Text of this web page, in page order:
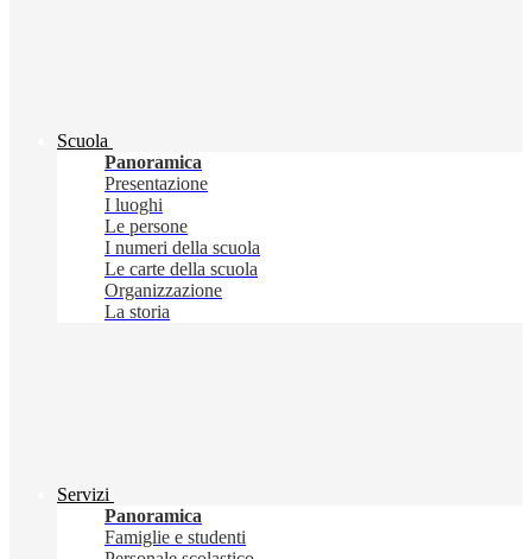
Scuola
Panoramica
Presentazione
I luoghi
Le persone
I numeri della scuola
Le carte della scuola
Organizzazione
La storia
Servizi
Panoramica
Famiglie e studenti